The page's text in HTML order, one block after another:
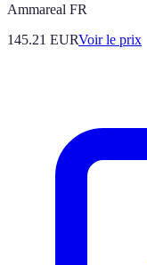
Ammareal FR
145.21 EURVoir le prix